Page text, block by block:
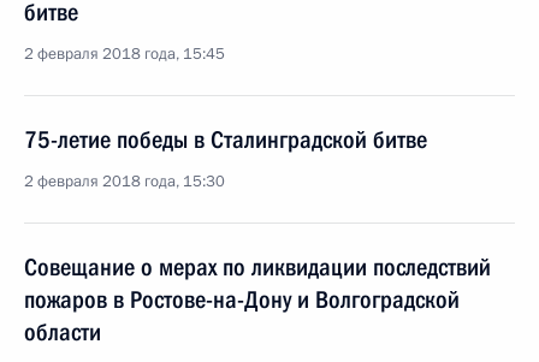
битве
2 февраля 2018 года, 15:45
75-летие победы в Сталинградской битве
2 февраля 2018 года, 15:30
Совещание о мерах по ликвидации последствий
пожаров в Ростове-на-Дону и Волгоградской
области